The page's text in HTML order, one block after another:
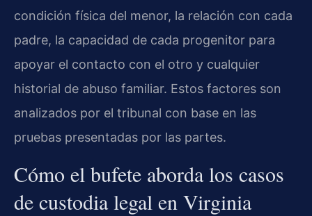
condición física del menor, la relación con cada
padre, la capacidad de cada progenitor para
apoyar el contacto con el otro y cualquier
historial de abuso familiar. Estos factores son
analizados por el tribunal con base en las
pruebas presentadas por las partes.
Cómo el bufete aborda los casos
de custodia legal en Virginia